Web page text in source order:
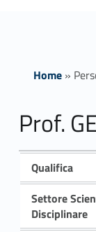
Home»
Prof.
Qualifica
Settore
Disciplinare